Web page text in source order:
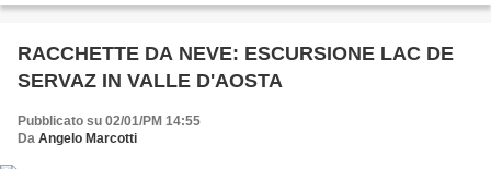
RACCHETTE DA NEVE: ESCURSIONE LAC DE
SERVAZ IN VALLE D'AOSTA
Pubblicato su 02/01/PM 14:55
Da Angelo Marcotti